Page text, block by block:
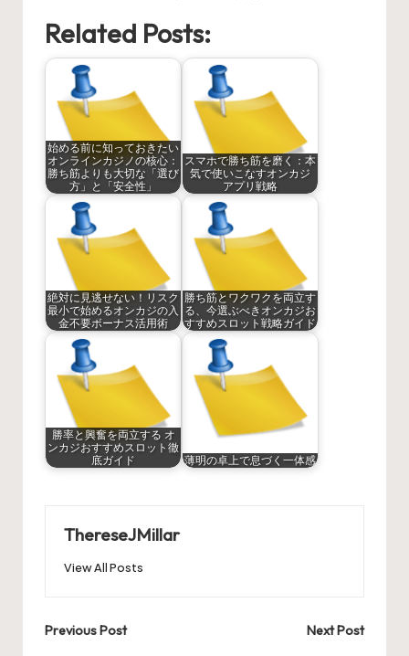
Related Posts:
始める前に知っておきたい
オンラインカジノの核心：
勝ち筋よりも大切な「選び
方」と「安全性」
スマホで勝ち筋を磨く：本
気で使いこなすオンカジ
アプリ戦略
絶対に見逃せない！リスク
最小で始めるオンカジの入
金不要ボーナス活用術
勝ち筋とワクワクを両立す
る、今選ぶべきオンカジお
すすめスロット戦略ガイド
勝率と興奮を両立する オ
ンカジおすすめスロット徹
底ガイド
薄明の卓上で息づく一体感
ThereseJMillar
View All Posts
Post
Previous Post
Next Post